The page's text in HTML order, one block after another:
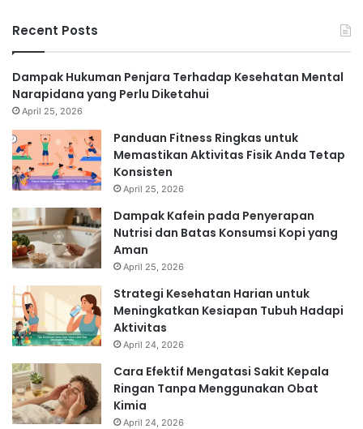
Recent Posts
Dampak Hukuman Penjara Terhadap Kesehatan Mental
Narapidana yang Perlu Diketahui
April 25, 2026
Panduan Fitness Ringkas untuk
Memastikan Aktivitas Fisik Anda Tetap
Konsisten
April 25, 2026
Dampak Kafein pada Penyerapan
Nutrisi dan Batas Konsumsi Kopi yang
Aman
April 25, 2026
Strategi Kesehatan Harian untuk
Meningkatkan Kesiapan Tubuh Hadapi
Aktivitas
April 24, 2026
Cara Efektif Mengatasi Sakit Kepala
Ringan Tanpa Menggunakan Obat
Kimia
April 24, 2026